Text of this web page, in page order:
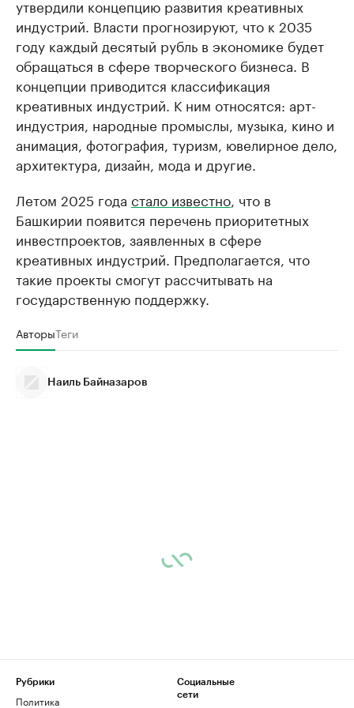
утвердили концепцию развития креативных
индустрий. Власти прогнозируют, что к 2035
году каждый десятый рубль в экономике будет
обращаться в сфере творческого бизнеса. В
концепции приводится классификация
креативных индустрий. К ним относятся: арт-
индустрия, народные промыслы, музыка, кино и
анимация, фотография, туризм, ювелирное дело,
архитектура, дизайн, мода и другие.
Летом 2025 года стало известно , что в
Башкирии появится перечень приоритетных
инвестпроектов, заявленных в сфере
креативных индустрий. Предполагается, что
такие проекты смогут рассчитывать на
государственную поддержку.
АвторыТеги
Наиль Байназаров
Рубрики
Политика
Социальные
сети